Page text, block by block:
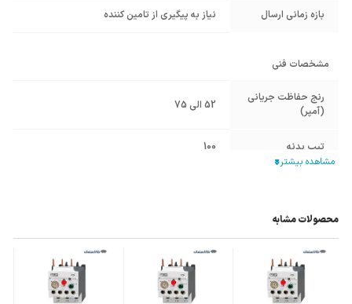
بازه زمانی ارسال نیاز به پیگیری از تامین کننده
مشخصات فنی
رنج حفاظت جریانی
(آمپر)
52 الی 75
تیپ بدنه 100
30KW
سایر مشخصات
✔ حفاظت در برابر اضافه جریان AC
✔ با قابلیت نصب بر روی ریل به واسطه رابط
محصولات مشابه